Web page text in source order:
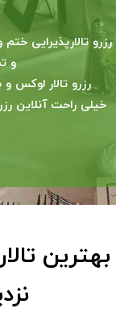
رزرو تالارپذیرایی
و
رزرو تالار لوکس
خیلی راحت آنلاین
بهترین